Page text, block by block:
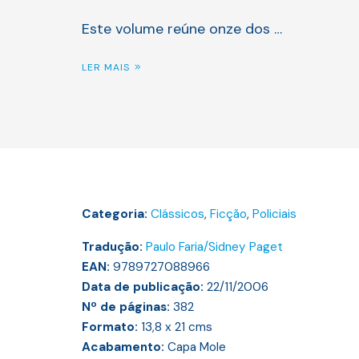
Este volume reúne onze dos …
LER MAIS
Categoria: Clássicos, Ficção, Policiais
Tradução: Paulo Faria/Sidney Paget
EAN: 9789727088966
Data de publicação: 22/11/2006
Nº de páginas: 382
Formato: 13,8 x 21 cms
Acabamento: Capa Mole